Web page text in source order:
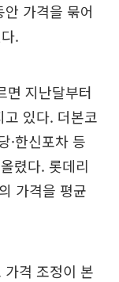
가격을 묶어
.
면 지난달부터
있다. 더본코
·한신포차 등
렸다. 롯데리
가격을 평균
격 조정이 본